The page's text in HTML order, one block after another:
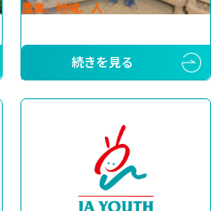
農業、地域、人
続きを見る